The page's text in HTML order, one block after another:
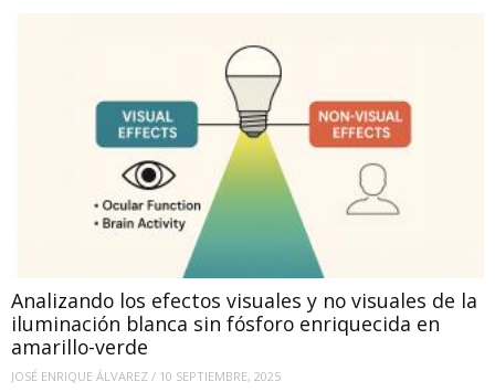
Analizando los efectos visuales y no visuales de la
iluminación blanca sin fósforo enriquecida en
amarillo-verde
JOSÉ ENRIQUE ÁLVAREZ / 10 SEPTIEMBRE, 2025